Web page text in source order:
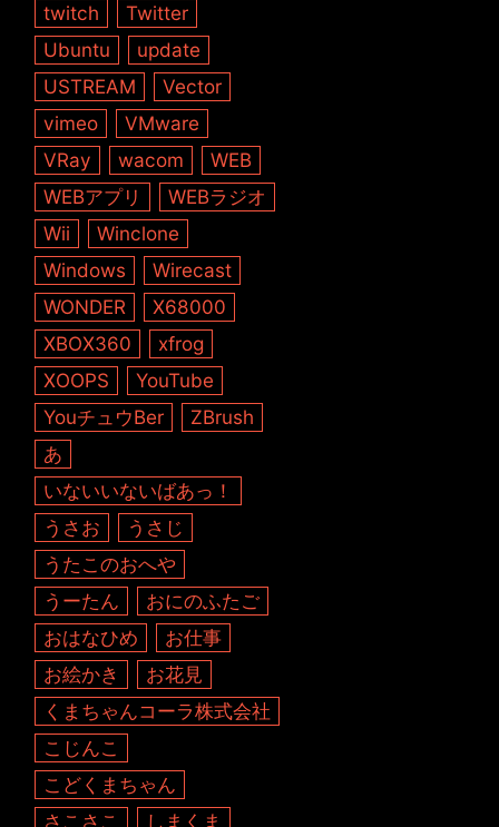
twitch
Twitter
Ubuntu
update
USTREAM
Vector
vimeo
VMware
VRay
wacom
WEB
WEBアプリ
WEBラジオ
Wii
Winclone
Windows
Wirecast
WONDER
X68000
XBOX360
xfrog
XOOPS
YouTube
YouチュウBer
ZBrush
あ
いないいないばあっ！
うさお
うさじ
うたこのおへや
うーたん
おにのふたご
おはなひめ
お仕事
お絵かき
お花見
くまちゃんコーラ株式会社
こじんこ
こどくまちゃん
さこさこ
しまくま